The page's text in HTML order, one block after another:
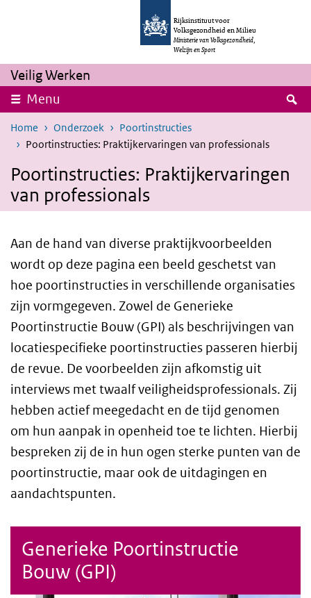
Overslaan en naar de inhoud gaan
Rijksinstituut voor
Volksgezondheid en Milieu
Ministerie van Volksgezondheid,
Welzijn en Sport
Veilig Werken
Menu
Home Onderzoek
Poortinstructies
Poortinstructies: Praktijkervaringen van professionals
Poortinstructies: Praktijkervaringen
van professionals
Aan de hand van diverse praktijkvoorbeelden
wordt op deze pagina een beeld geschetst van
hoe poortinstructies in verschillende organisaties
zijn vormgegeven. Zowel de Generieke
Poortinstructie Bouw (GPI) als beschrijvingen van
locatiespecifieke poortinstructies passeren hierbij
de revue. De voorbeelden zijn afkomstig uit
interviews met twaalf veiligheidsprofessionals. Zij
hebben actief meegedacht en de tijd genomen
om hun aanpak in openheid toe te lichten. Hierbij
bespreken zij de in hun ogen sterke punten van de
poortinstructie, maar ook de uitdagingen en
aandachtspunten.
Generieke Poortinstructie
Bouw (GPI)